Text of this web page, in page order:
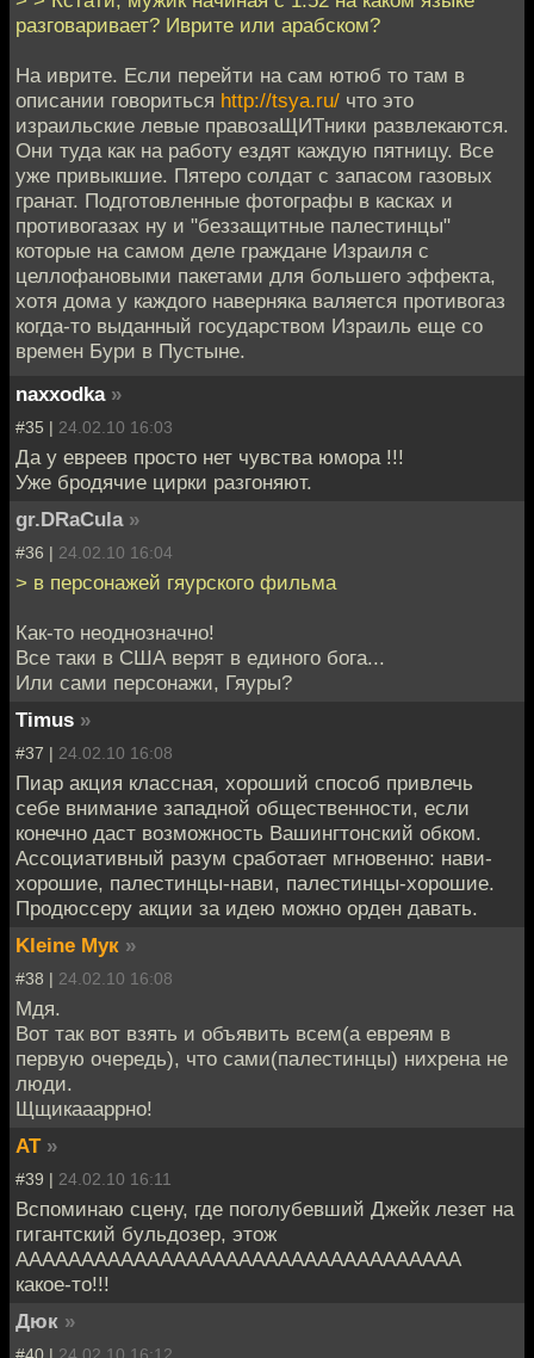
разговаривает? Иврите или арабском?
На иврите. Если перейти на сам ютюб то там в
описании говориться http://tsya.ru/ что это
израильские левые правозаЩИТники развлекаются.
Они туда как на работу ездят каждую пятницу. Все
уже привыкшие. Пятеро солдат с запасом газовых
гранат. Подготовленные фотографы в касках и
противогазах ну и "беззащитные палестинцы"
которые на самом деле граждане Израиля с
целлофановыми пакетами для большего эффекта,
хотя дома у каждого наверняка валяется противогаз
когда-то выданный государством Израиль еще со
времен Бури в Пустыне.
naxxodka »
#35 | 24.02.10 16:03
Да у евреев просто нет чувства юмора !!!
Уже бродячие цирки разгоняют.
gr.DRaCula »
#36 | 24.02.10 16:04
> в персонажей гяурского фильма
Как-то неоднозначно!
Все таки в США верят в единого бога...
Или сами персонажи, Гяуры?
Timus »
#37 | 24.02.10 16:08
Пиар акция классная, хороший способ привлечь
себе внимание западной общественности, если
конечно даст возможность Вашингтонский обком.
Ассоциативный разум сработает мгновенно: нави-
хорошие, палестинцы-нави, палестинцы-хорошие.
Продюссеру акции за идею можно орден давать.
Kleine Мук »
#38 | 24.02.10 16:08
Мдя.
Вот так вот взять и объявить всем(а евреям в
первую очередь), что сами(палестинцы) нихрена не
люди.
Щщикаааррно!
AT »
#39 | 24.02.10 16:11
Вспоминаю сцену, где поголубевший Джейк лезет на
гигантский бульдозер, этож
АААААААААААААААААААААААААААААААААА
какое-то!!!
Дюк »